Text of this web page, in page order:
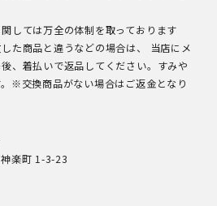
しては万全の体制を取っております
た商品と違うなどの場合は、 当店にメ
、着払いで返品してください。すみや
※交換商品がない場合はご返金となり
楽町 1-3-23